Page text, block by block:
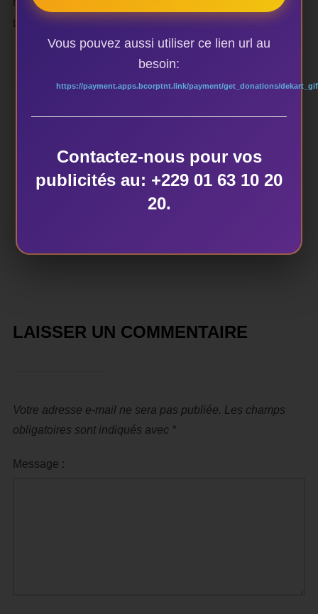
tendances artistiques.
LAISSER UN COMMENTAIRE
Votre adresse e-mail ne sera pas publiée. Les champs
obligatoires sont indiqués avec *
Message :
Vous pouvez aussi utiliser ce lien url au
besoin:
https://payment.apps.bcorptnt.link/payment/get_donations/
Contactez-nous pour vos
publicités au: +229 01 63 10 20
20.